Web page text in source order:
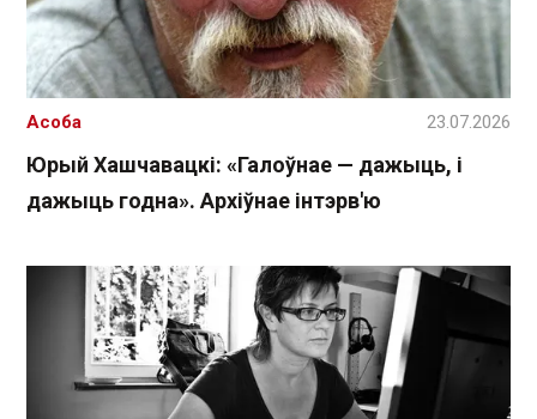
Юрый Хашчавацкі: «Галоўнае — дажыць, і
дажыць годна». Архіўнае інтэрв'ю
Асоба 23.07.2026